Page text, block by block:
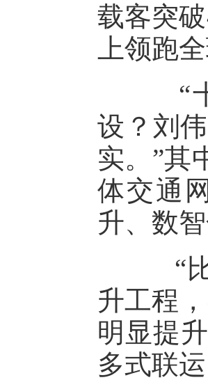
载客突
上领跑全
“十
设？刘
实。”其
体交通
升、数
“比
升工程
明显提
多式联